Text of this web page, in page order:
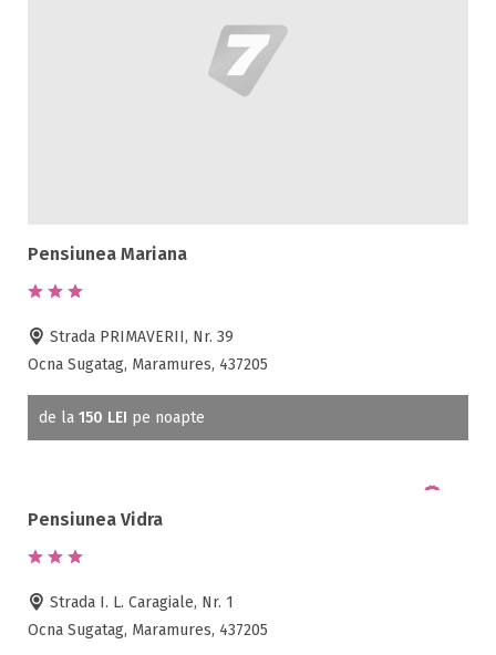
Pensiunea Mariana
Strada PRIMAVERII, Nr. 39
Ocna Sugatag, Maramures, 437205
de la 150 LEI pe noapte
Pensiunea Vidra
Strada I. L. Caragiale, Nr. 1
Ocna Sugatag, Maramures, 437205